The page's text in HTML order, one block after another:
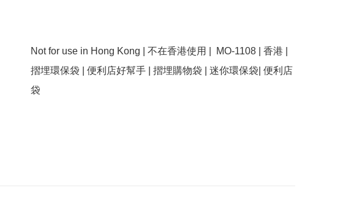
Not for use in Hong Kong | 不在香港使用 |  MO-1108 | 香港 |
摺埋環保袋 | 便利店好幫手 | 摺埋購物袋 | 迷你環保袋| 便利店
袋